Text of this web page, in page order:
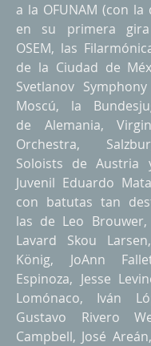
a la OFUNAM (con
en su primera
OSEM, las
de la Ciudad de
Svetlanov
Moscú, la
de Alemania,
Orchestra,
Soloists de Austria
Juvenil Eduardo
con batutas tan
las de Leo
Lavard Skou
König, JoAnn
Espinoza, Jesse
Lomónaco, Iván
Gustavo Rivero
Campbell, José